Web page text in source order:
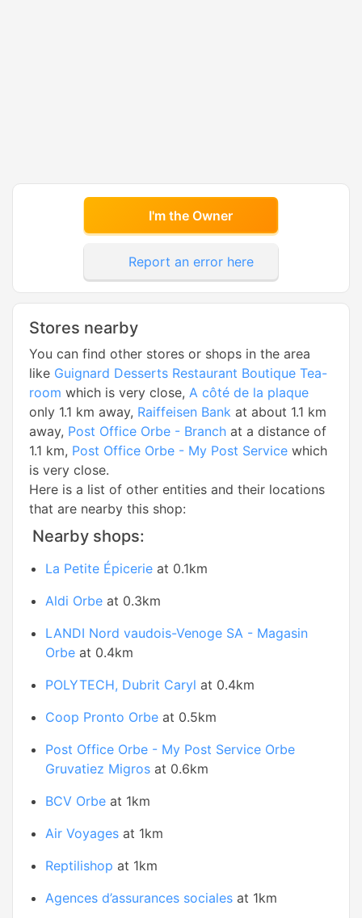
I'm the Owner
Report an error here
Stores nearby
You can find other stores or shops in the area
like Guignard Desserts Restaurant Boutique Tea-
room which is very close, A côté de la plaque
only 1.1 km away, Raiffeisen Bank at about 1.1 km
away, Post Office Orbe - Branch at a distance of
1.1 km, Post Office Orbe - My Post Service which
is very close.
Here is a list of other entities and their locations
that are nearby this shop:
Nearby shops:
La Petite Épicerie at 0.1km
Aldi Orbe at 0.3km
LANDI Nord vaudois-Venoge SA - Magasin
Orbe at 0.4km
POLYTECH, Dubrit Caryl at 0.4km
Coop Pronto Orbe at 0.5km
Post Office Orbe - My Post Service Orbe
Gruvatiez Migros at 0.6km
BCV Orbe at 1km
Air Voyages at 1km
Reptilishop at 1km
Agences d’assurances sociales at 1km